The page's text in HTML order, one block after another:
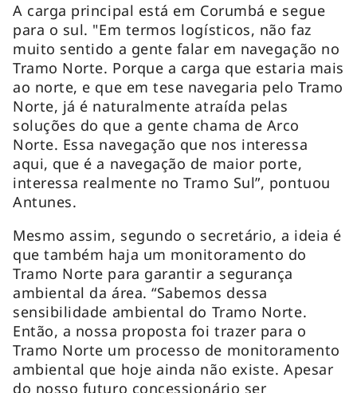
A carga principal está em Corumbá e segue
para o sul. "Em termos logísticos, não faz
muito sentido a gente falar em navegação no
Tramo Norte. Porque a carga que estaria mais
ao norte, e que em tese navegaria pelo Tramo
Norte, já é naturalmente atraída pelas
soluções do que a gente chama de Arco
Norte. Essa navegação que nos interessa
aqui, que é a navegação de maior porte,
interessa realmente no Tramo Sul”, pontuou
Antunes.
Mesmo assim, segundo o secretário, a ideia é
que também haja um monitoramento do
Tramo Norte para garantir a segurança
ambiental da área. “Sabemos dessa
sensibilidade ambiental do Tramo Norte.
Então, a nossa proposta foi trazer para o
Tramo Norte um processo de monitoramento
ambiental que hoje ainda não existe. Apesar
do nosso futuro concessionário ser